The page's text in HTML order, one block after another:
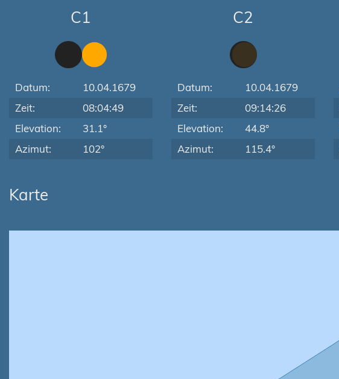
C1
Datum:
10.04.1679
Zeit:
08:04:49
Elevation:
31.1°
Azimut:
102°
C2
Datum:
10.04.1679
Zeit:
09:14:26
Elevation:
44.8°
Azimut:
115.4°
Karte